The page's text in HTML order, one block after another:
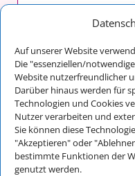
Auf unserer Website
Die "essenziellen/
Website nutzerfreundlicher
Darüber hinaus werden für
Technologien und Cookies
Nutzer verarbeiten und
Sie können diese
"Akzeptieren" oder
bestimmte Funktionen der
genutzt werden.
malergraßl
Im Tal 14
83486 Ramsau
Kontakt:
Telefon: +49
Fax: +49 (0)